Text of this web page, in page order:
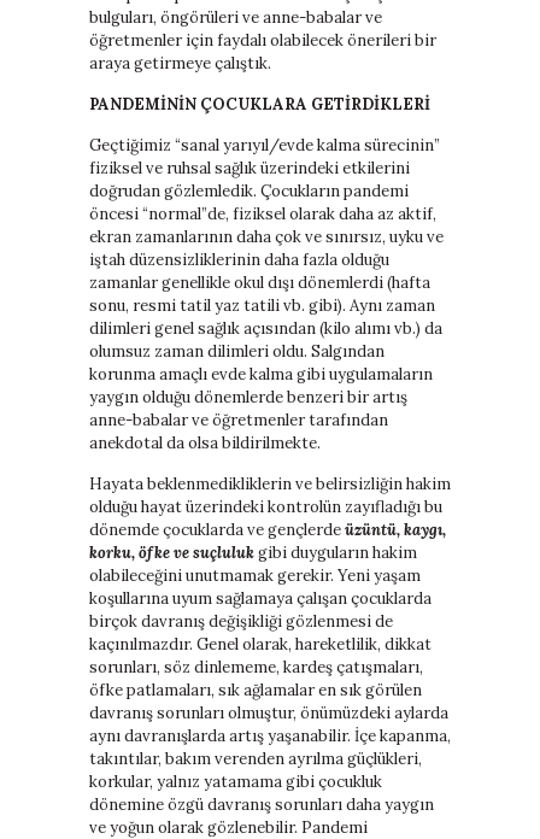
bulguları, öngörüleri ve anne-babalar ve
öğretmenler için faydalı olabilecek önerileri bir
araya getirmeye çalıştık.
PANDEMİNİN ÇOCUKLARA GETİRDİKLERİ
Geçtiğimiz “sanal yarıyıl/evde kalma sürecinin”
fiziksel ve ruhsal sağlık üzerindeki etkilerini
doğrudan gözlemledik. Çocukların pandemi
öncesi “normal”de, fiziksel olarak daha az aktif,
ekran zamanlarının daha çok ve sınırsız, uyku ve
iştah düzensizliklerinin daha fazla olduğu
zamanlar genellikle okul dışı dönemlerdi (hafta
sonu, resmi tatil yaz tatili vb. gibi). Aynı zaman
dilimleri genel sağlık açısından (kilo alımı vb.) da
olumsuz zaman dilimleri oldu. Salgından
korunma amaçlı evde kalma gibi uygulamaların
yaygın olduğu dönemlerde benzeri bir artış
anne-babalar ve öğretmenler tarafından
anekdotal da olsa bildirilmekte.
Hayata beklenmedikliklerin ve belirsizliğin hakim
olduğu hayat üzerindeki kontrolün zayıfladığı bu
dönemde çocuklarda ve gençlerdeüzüntü, kaygı,
korku, öfke ve suçlulukgibi duyguların hakim
olabileceğini unutmamak gerekir. Yeni yaşam
koşullarına uyum sağlamaya çalışan çocuklarda
birçok davranış değişikliği gözlenmesi de
kaçınılmazdır. Genel olarak, hareketlilik, dikkat
sorunları, söz dinlememe, kardeş çatışmaları,
öfke patlamaları, sık ağlamalar en sık görülen
davranış sorunları olmuştur, önümüzdeki aylarda
aynı davranışlarda artış yaşanabilir. İçe kapanma,
takıntılar, bakım verenden ayrılma güçlükleri,
korkular, yalnız yatamama gibi çocukluk
dönemine özgü davranış sorunları daha yaygın
ve yoğun olarak gözlenebilir. Pandemi